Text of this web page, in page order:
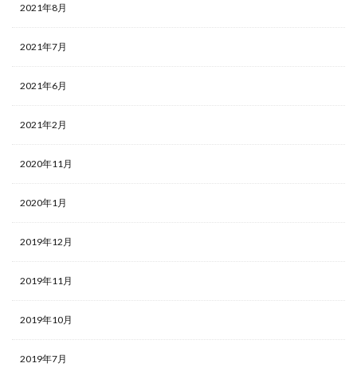
2021年8月
2021年7月
2021年6月
2021年2月
2020年11月
2020年1月
2019年12月
2019年11月
2019年10月
2019年7月